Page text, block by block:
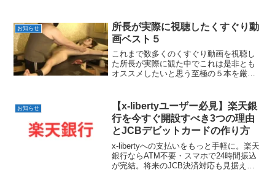
お知らせ
所長が実際に視聴したくすぐり動
画ベスト５
これまで数多くのくすぐり動画を視聴し
た所長が実際に観た中でこれは是非とも
オススメしたいと思う至極の５本を厳選
お知らせ
【x-libertyユーザー必見】楽天銀
行を今すぐ開設すべき3つの理由
とJCBデビットカードの作り方
x-libertyへの支払いをもっと手軽に。楽天
銀行ならATM不要・スマホで24時間振込
が完結。将来のJCB決済対応も見据えて